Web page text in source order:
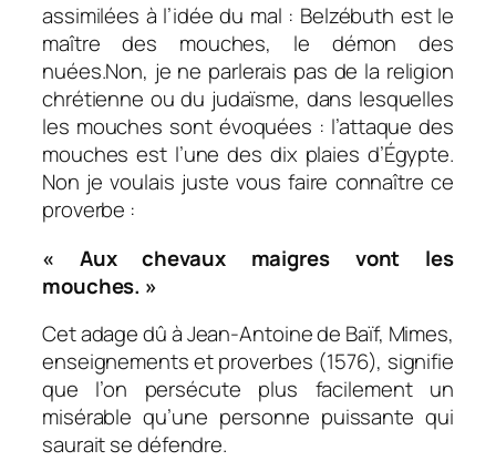
assimilées à l’idée du mal : Belzébuth est le
maître des mouches, le démon des
nuées.Non, je ne parlerais pas de la religion
chrétienne ou du judaïsme, dans lesquelles
les mouches sont évoquées : l’attaque des
mouches est l’une des dix plaies d’Égypte.
Non je voulais juste vous faire connaître ce
proverbe :
« Aux chevaux maigres vont les
mouches. »
Cet adage dû à Jean-Antoine de Baïf, Mimes,
enseignements et proverbes (1576), signifie
que l’on persécute plus facilement un
misérable qu’une personne puissante qui
saurait se défendre.